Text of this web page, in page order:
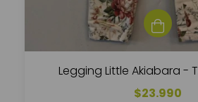
Legging Little Akiabara -
$23.990